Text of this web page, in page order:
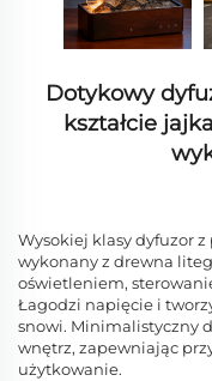
Dotykowy
kształcie
Wysokiej klasy dyfuzor
wykonany z drewna
oświetleniem,
Łagodzi napięcie i
snowi. Minimalistyczny
wnętrz, zapewniając
użytkowanie.